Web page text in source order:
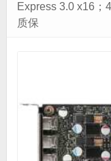
Express 3.0 x16；
质保